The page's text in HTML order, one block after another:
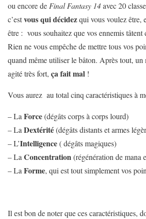
ou encore deFinal Fantasy 14avec 20
c’estvous qui décidezqui vous voulez être,
être : vous souhaitez que vos ennemis tâtent
Rien ne vous empêche de mettre tous vos
quand même utiliser le bâton. Après tout, un
agité très fort, ça fait mal !
Vous aurez au total cinq caractéristiques à
– LaForce(dégâts corps à corps lourd)
– LaDextérité(dégâts distants et armes
– L’Intelligence( dégâts magiques)
– LaConcentration(régénération de mana
– LaForme, qui est tout simplement vos
Il est bon de noter que ces caractéristiques,